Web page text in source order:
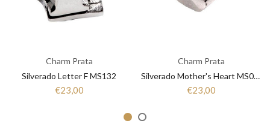
Charm Prata
Silverado Letter F MS132
€23,00
Charm Prata
Silverado Mother's Heart MS064
€23,00